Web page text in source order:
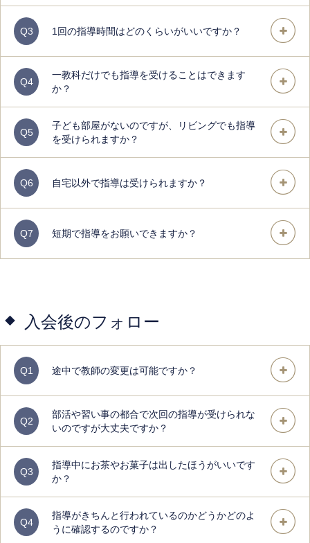
Q3 1回の指導時間はどのくらいがいいですか？
Q4
一教科だけでも指導を受けることはできます
か？
Q5
子ども部屋がないのですが、リビングでも指導
を受けられますか？
Q6 自宅以外で指導は受けられますか？
Q7 短期で指導をお願いできますか？
入会後のフォロー
Q1 途中で教師の変更は可能ですか？
Q2
部活や習い事の都合で次回の指導が受けられな
いのですが大丈夫ですか？
Q3
指導中にお茶やお菓子は出したほうがいいです
か？
Q4
指導がきちんと行われているのかどうかどのよ
うに確認するのですか？